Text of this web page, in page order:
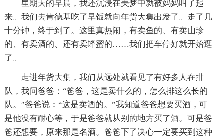
星期天的早晨，我还沉浸在美梦中就被妈妈叫了起
来。我们去肯德基吃了早饭就向年货大集出发了。走了几
十分钟，终于到了。这里真热闹，有卖鱼的、有卖山珍
的、有卖酒的、还有卖蜂蜜的……我们把车停好就开始逛
了。
走进年货大集，我们从远处就看见了有好多人在排
队，我问爸爸：“爸爸，这是卖什么的，怎么排这么长的
队。”爸爸说：“这是卖酒的。”我知道爸爸想要买酒，可
是他没有耐心等，于是爸爸就从别的地方买了酒。可是爸
爸还想要，原来那是名酒。爸爸下了决心一定要买到这种